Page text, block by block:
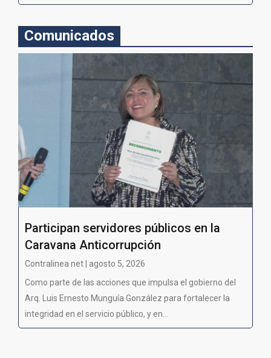
Comunicados
Participan servidores públicos en la
Caravana Anticorrupción
Contralinea net | agosto 5, 2026
Como parte de las acciones que impulsa el gobierno del
Arq. Luis Ernesto Munguía González para fortalecer la
integridad en el servicio público, y en...